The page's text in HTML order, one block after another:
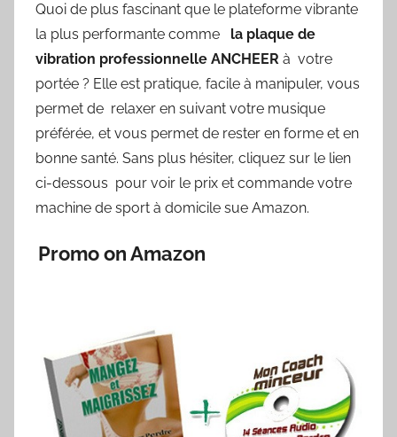
Quoi de plus fascinant que le plateforme vibrante
la plus performante comme
la plaque de
vibration professionnelle ANCHEER à votre
portée ? Elle est pratique, facile à manipuler, vous
permet de relaxer en suivant votre musique
préférée, et vous permet de rester en forme et en
bonne santé. Sans plus hésiter, cliquez sur le lien
ci-dessous pour voir le prix et commande votre
machine de sport à domicile sue Amazon.
Promo on Amazon